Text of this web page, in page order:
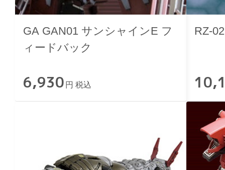
GA GAN01 サンシャインE フ
ィードバック
6,930 円 税込
RZ-